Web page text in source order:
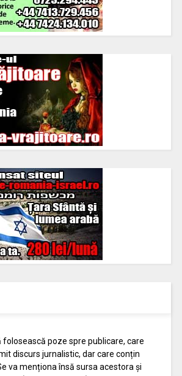
folosească poze spre publicare, care
discurs jurnalistic, dar care conțin
va menționa însă sursa acestora și